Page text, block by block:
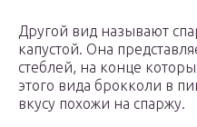
Другой вид называют
капустой. Она
стеблей, на конце
этого вида брокколи в
вкусу похожи на спаржу.